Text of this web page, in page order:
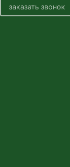
заказать звонок